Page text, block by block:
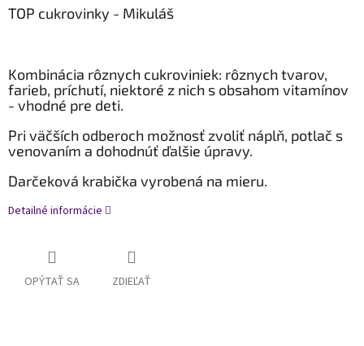
TOP cukrovinky - Mikuláš
Kombinácia rôznych cukroviniek: rôznych tvarov,
farieb, príchutí, niektoré z nich s obsahom vitamínov
- vhodné pre deti.
Pri väčších odberoch možnosť zvoliť náplň, potlač s
venovaním a dohodnúť ďalšie úpravy.
Darčeková krabička vyrobená na mieru.
Detailné informácie
OPÝTAŤ SA ZDIEĽAŤ